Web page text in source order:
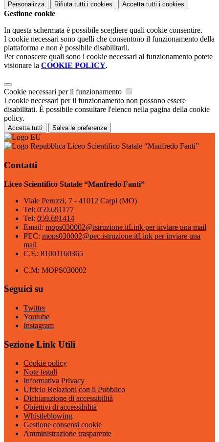
Personalizza Rifiuta tutti i cookies Accetta tutti i cookies
Gestione cookie
In questa schermata è possibile scegliere quali cookie consentire.
I cookie necessari sono quelli che consentono il funzionamento della
piattaforma e non è possibile disabilitarli.
Per conoscere quali sono i cookie necessari al funzionamento potete
visionare la COOKIE POLICY.
Cookie necessari per il funzionamento
I cookie necessari per il funzionamento non possono essere
disabilitati. È possibile consultare l'elenco nella pagina della cookie
policy.
Accetta tutti Salva le preferenze
Liceo Scientifico Statale “Manfredo Fanti”
Contatti
Liceo Scientifico Statale “Manfredo Fanti”
Viale Peruzzi, 7 - 41012 Carpi (MO)
Tel: 059.691177
Tel: 059.691414
Email: mops030002@istruzione.itLink per inviare una mail
PEC: mops030002@pec.istruzione.itLink per inviare una
mail
C.F.: 81001160365
C.M: MOPS030002
Seguici su
Twitter
Youtube
Instagram
Sezione Link Utili
Cookie policy
Note legali
Informativa Privacy
Ufficio Relazioni con il Pubblico
Dichiarazione di accessibilità
Obiettivi di accessibilità
Whistleblowing
Gestione consensi cookie
Amministrazione trasparente